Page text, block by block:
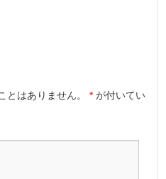
とはありません。 * が付いてい